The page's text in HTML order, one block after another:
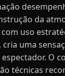
da
uso
uma
O
técnicas